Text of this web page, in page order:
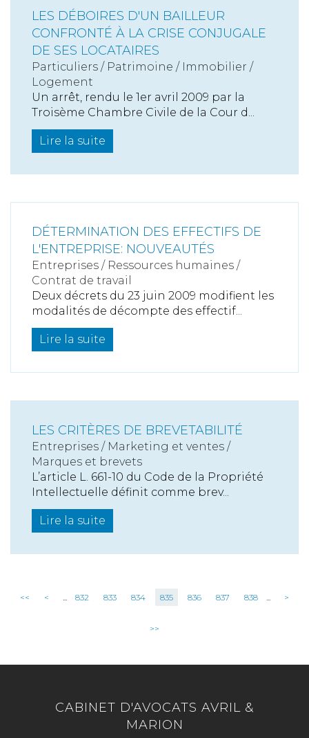
LES DÉBOIRES D'UN BAILLEUR
CONFRONTÉ À LA CRISE CONJUGALE
DE SES LOCATAIRES
Particuliers / Patrimoine / Immobilier /
Logement
Un arrêt, rendu le 1er avril 2009 par la
Troisème Chambre Civile de la Cour d...
Lire la suite
DÉTERMINATION DES EFFECTIFS DE
L'ENTREPRISE: NOUVEAUTÉS
Entreprises / Ressources humaines /
Contrat de travail
Deux décrets du 23 juin 2009 modifient les
modalités de décompte des effectif...
Lire la suite
LES CRITÈRES DE BREVETABILITÉ
Entreprises / Marketing et ventes /
Marques et brevets
L’article L. 661-10 du Code de la Propriété
Intellectuelle définit comme brev...
Lire la suite
<< < ... 832 833 834 835 836 837 838 ... >
>>
CABINET D'AVOCATS AVRIL &
MARION